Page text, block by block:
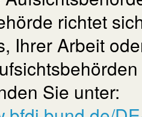
richtet
Ihrer Arbeit
Sie unter: